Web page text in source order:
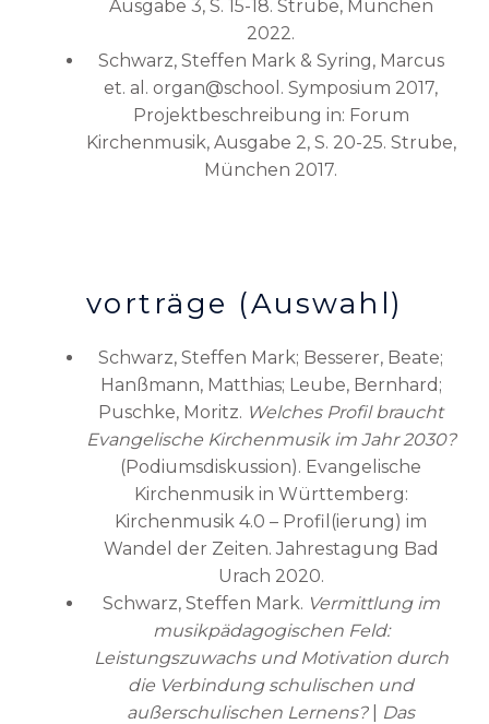
Ausgabe 3, S. 15-18. Strube, München
2022.
Schwarz, Steffen Mark & Syring, Marcus
et. al. organ@school. Symposium 2017,
Projektbeschreibung in: Forum
Kirchenmusik, Ausgabe 2, S. 20-25. Strube,
München 2017.
vorträge (Auswahl)
Schwarz, Steffen Mark; Besserer, Beate;
Hanßmann, Matthias; Leube, Bernhard;
Puschke, Moritz. Welches Profil braucht
Evangelische Kirchenmusik im Jahr 2030?
(Podiumsdiskussion). Evangelische
Kirchenmusik in Württemberg:
Kirchenmusik 4.0 – Profil(ierung) im
Wandel der Zeiten. Jahrestagung Bad
Urach 2020.
Schwarz, Steffen Mark. Vermittlung im
musikpädagogischen Feld:
Leistungszuwachs und Motivation durch
die Verbindung schulischen und
außerschulischen Lernens?
Das